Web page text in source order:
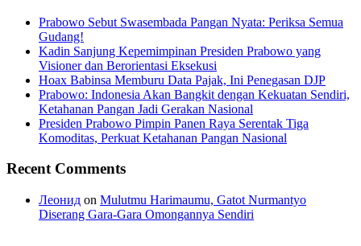
Prabowo Sebut Swasembada Pangan Nyata: Periksa Semua
Gudang!
Kadin Sanjung Kepemimpinan Presiden Prabowo yang
Visioner dan Berorientasi Eksekusi
Hoax Babinsa Memburu Data Pajak, Ini Penegasan DJP
Prabowo: Indonesia Akan Bangkit dengan Kekuatan Sendiri,
Ketahanan Pangan Jadi Gerakan Nasional
Presiden Prabowo Pimpin Panen Raya Serentak Tiga
Komoditas, Perkuat Ketahanan Pangan Nasional
Recent Comments
Леонид on Mulutmu Harimaumu, Gatot Nurmantyo
Diserang Gara-Gara Omongannya Sendiri